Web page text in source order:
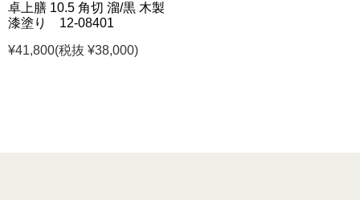
卓上膳 10.5 角切 溜/黒 木製
漆塗り 12-08401
¥41,800(税抜 ¥38,000)